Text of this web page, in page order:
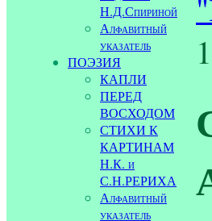
Н.Д.Спириной
Алфавитный
указатель
ПОЭЗИЯ
КАПЛИ
ПЕРЕД
ВОСХОДОМ
СТИХИ К
КАРТИНАМ
Н.К. и
С.Н.РЕРИХА
Алфавитный
указатель